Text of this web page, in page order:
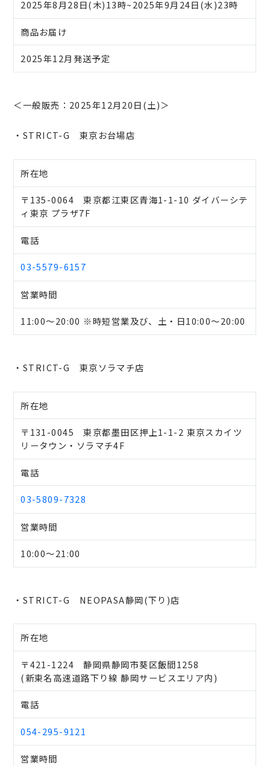
2025年8月28日(木)13時~2025年9月24日(水)23時
商品お届け
2025年12月発送予定
＜一般販売：2025年12月20日(土)＞
・STRICT-G 東京お台場店
所在地
〒135-0064 東京都江東区青海1-1-10 ダイバーシテ
ィ東京 プラザ7F
電話
03-5579-6157
営業時間
11:00～20:00 ※時短営業及び、土・日10:00～20:00
・STRICT-G 東京ソラマチ店
所在地
〒131-0045 東京都墨田区押上1-1-2 東京スカイツ
リータウン・ソラマチ4F
電話
03-5809-7328
営業時間
10:00～21:00
・STRICT-G NEOPASA静岡(下り)店
所在地
〒421-1224 静岡県静岡市葵区飯間1258
(新東名高速道路下り線 静岡サービスエリア内)
電話
054-295-9121
営業時間